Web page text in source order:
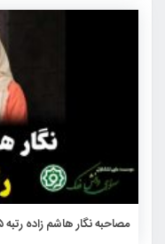
مصاحبه نگار هاشم زاده رتبه ۵ کنکور تجربی ۱۴۰۱ با ماز